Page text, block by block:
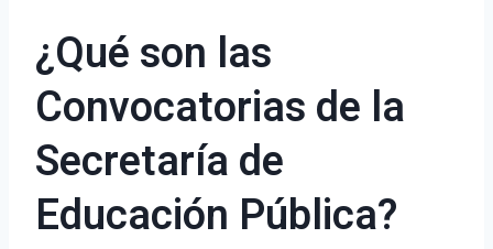
¿Qué son las
Convocatorias de la
Secretaría de
Educación Pública?